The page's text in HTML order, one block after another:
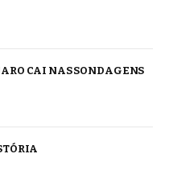
CAI NAS SONDAGENS